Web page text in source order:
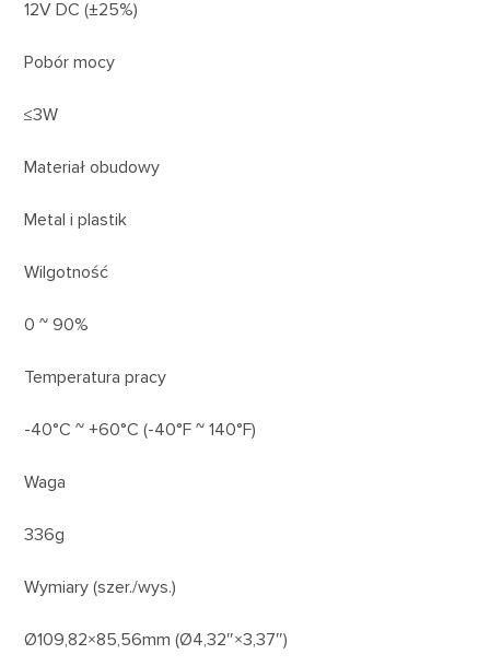
12V DC (±25%)
Pobór mocy
≤3W
Materiał obudowy
Metal i plastik
Wilgotność
0 ~ 90%
Temperatura pracy
-40°C ~ +60°C (-40°F ~ 140°F)
Waga
336g
Wymiary (szer./wys.)
Ø109,82×85,56mm (Ø4,32″×3,37″)